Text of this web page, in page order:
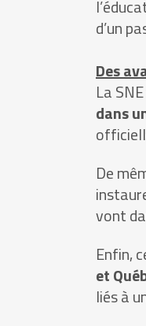
d’un
Des
La
dans
De
vont
Enfin,
et
liés à